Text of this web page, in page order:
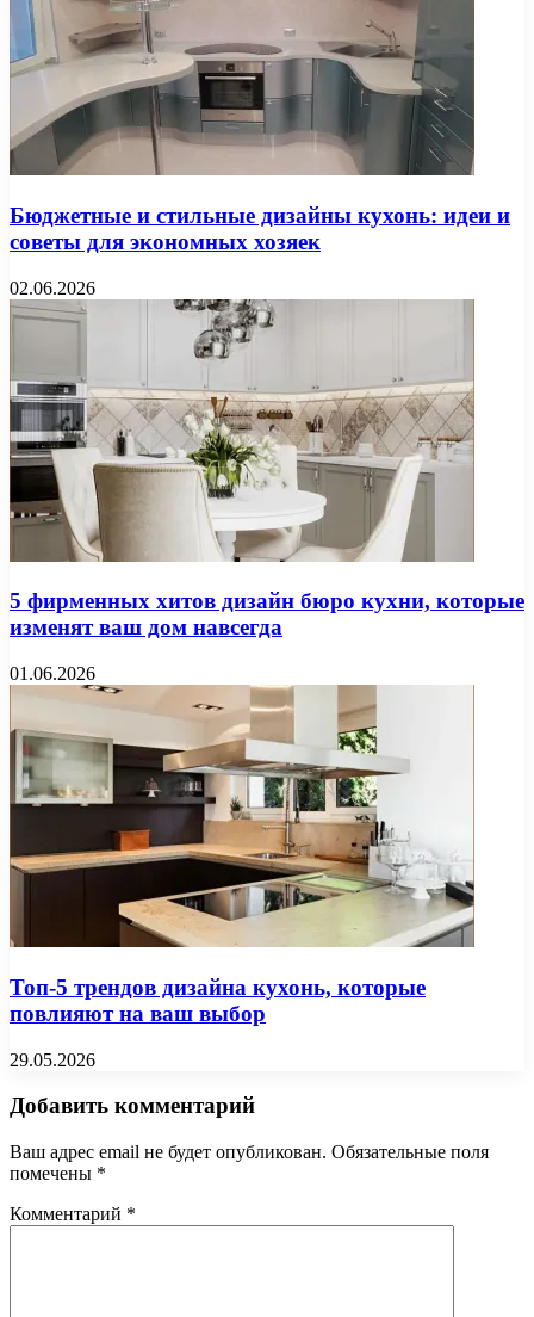
Бюджетные и стильные дизайны кухонь: идеи и
советы для экономных хозяек
02.06.2026
5 фирменных хитов дизайн бюро кухни, которые
изменят ваш дом навсегда
01.06.2026
Топ-5 трендов дизайна кухонь, которые
повлияют на ваш выбор
29.05.2026
Добавить комментарий
Ваш адрес email не будет опубликован. Обязательные поля
помечены *
Комментарий *